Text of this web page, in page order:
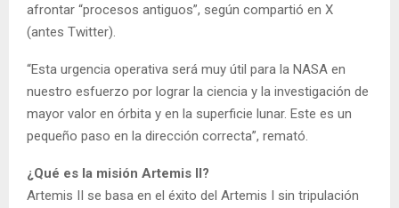
afrontar “procesos antiguos”, según compartió en X
(antes Twitter).
“Esta urgencia operativa será muy útil para la NASA en
nuestro esfuerzo por lograr la ciencia y la investigación de
mayor valor en órbita y en la superficie lunar. Este es un
pequeño paso en la dirección correcta”, remató.
¿Qué es la misión Artemis II?
Artemis II se basa en el éxito del Artemis I sin tripulación